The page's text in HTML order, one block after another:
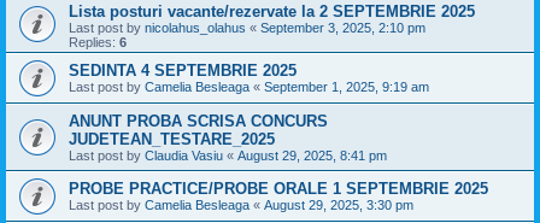
Lista posturi vacante/rezervate la 2 SEPTEMBRIE 2025
Last post by nicolahus_olahus « September 3, 2025, 2:10 pm
Replies: 6
SEDINTA 4 SEPTEMBRIE 2025
Last post by Camelia Besleaga « September 1, 2025, 9:19 am
ANUNT PROBA SCRISA CONCURS
JUDETEAN_TESTARE_2025
Last post by Claudia Vasiu « August 29, 2025, 8:41 pm
PROBE PRACTICE/PROBE ORALE 1 SEPTEMBRIE 2025
Last post by Camelia Besleaga « August 29, 2025, 3:30 pm